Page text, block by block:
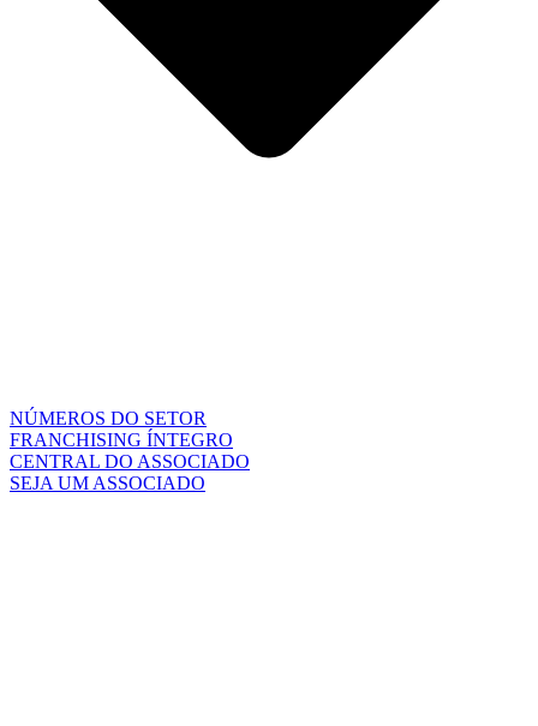
NÚMEROS DO SETOR
FRANCHISING ÍNTEGRO
CENTRAL DO ASSOCIADO
SEJA UM ASSOCIADO